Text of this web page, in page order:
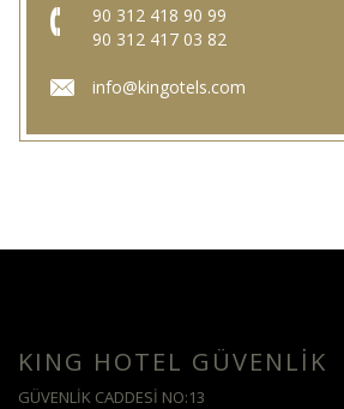
90 312 418 90 99
90 312 417 03 82
info@kingotels.com
KING HOTEL GÜVENLİK
GÜVENLIK CADDESI NO:13